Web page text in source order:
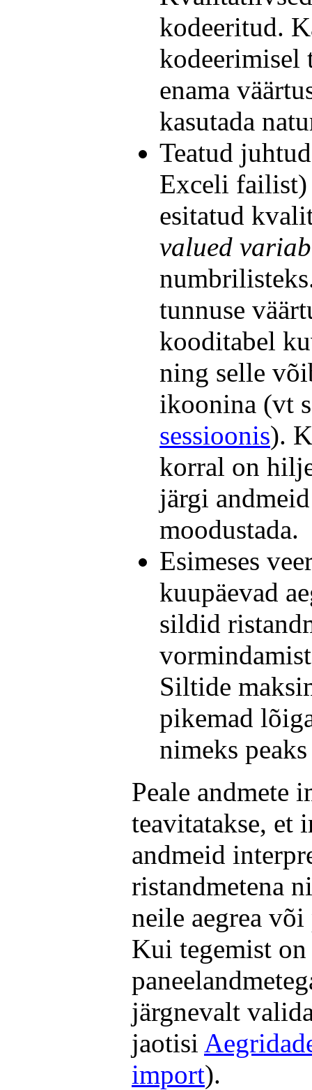
kodeeritud.
kodeerimisel
enama
kasutada
Teatud
Exceli failist)
esitatud
valued
tunnuse
kooditabel
ning selle
ikoonina (vt
sessioonis).
korral on
järgi
moodustada.
Esimeses
kuupäevad
sildid
Siltide
pikemad
nimeks
Peale andmete
teavitatakse, et
andmeid
ristandmetena
neile aegrea
Kui tegemist
järgnevalt
jaotisi
import).